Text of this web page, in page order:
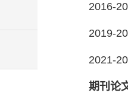
2016-
2019-
2021-
期刊论